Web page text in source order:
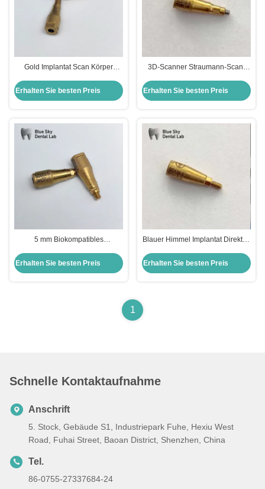
Gold Implantat Scan Körper
mehrere CAD / CAM-System
Erhalten Sie besten Preis
3D-Scanner Straumann-Scan-
Implantat-Scan-Körper
Erhalten Sie besten Preis
5 mm Biokompatibles
Goldbeschichtung Blau Himmel
Zahnimplantate
Erhalten Sie besten Preis
Blauer Himmel Implantat Direktes
Goldplattierung Biohorizon
Scannen Körper
Erhalten Sie besten Preis
1
Schnelle Kontaktaufnahme
Anschrift
5. Stock, Gebäude S1, Industriepark Fuhe, Hexiu West
Road, Fuhai Street, Baoan District, Shenzhen, China
Tel.
86-0755-27337684-24